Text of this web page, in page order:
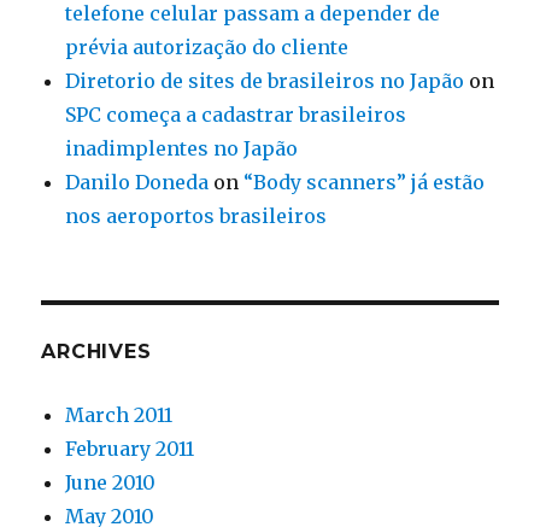
telefone celular passam a depender de
prévia autorização do cliente
Diretorio de sites de brasileiros no Japão on
SPC começa a cadastrar brasileiros
inadimplentes no Japão
Danilo Doneda on “Body scanners” já estão
nos aeroportos brasileiros
ARCHIVES
March 2011
February 2011
June 2010
May 2010